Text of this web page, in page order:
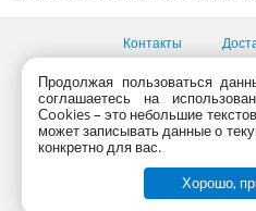
Контакты
Все
Консультации продавцов по
+7 (800)
PlanetaShop.ru © 2000 -
Продолжая пользоваться
соглашаетесь на
Сookies – это небольшие
может записывать данные о
конкретно для вас.
Хорошо,